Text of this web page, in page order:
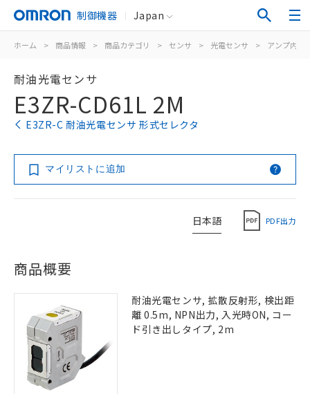
制御機器 Japan
ホーム > 商品情報 > 商品カテゴリ > センサ > 光電センサ > アンプ内蔵
耐油光電センサ
E3ZR-CD61L 2M
E3ZR-C 耐油光電センサ 形式セレクタ
マイリストに追加
日本語 PDF出力
商品概要
耐油光電センサ, 拡散反射形, 検出距
離 0.5m, NPN出力, 入光時ON, コー
ド引き出しタイプ, 2m